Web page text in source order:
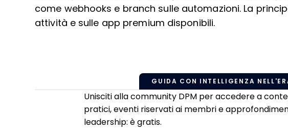
come webhooks e branch sulle automazioni. La
attività e sulle app premium disponibili.
GUIDA CON INTELLIGENZA
Unisciti alla community DPM per accedere a
pratici, eventi riservati ai membri e
leadership: è gratis.